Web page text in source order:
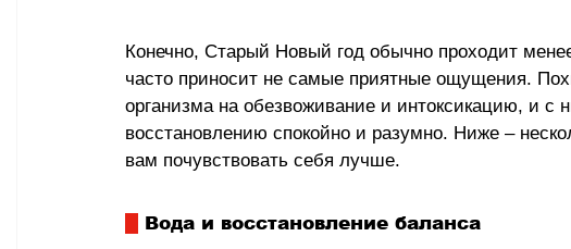
Конечно, Старый Новый год обычно проходит
часто приносит не самые приятные ощущения.
организма на обезвоживание и интоксикацию, и с
восстановлению спокойно и разумно. Ниже –
вам почувствовать себя лучше.
Вода и восстановление баланса